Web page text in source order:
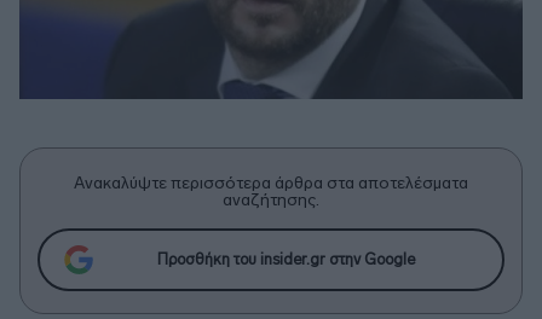
Ανακαλύψτε περισσότερα άρθρα στα αποτελέσματα
αναζήτησης.
Προσθήκη του insider.gr στην Google